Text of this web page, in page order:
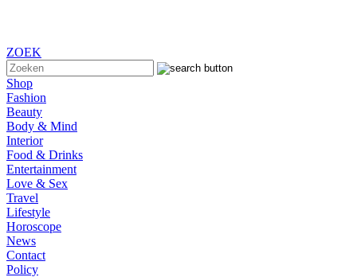
ZOEK
Shop
Fashion
Beauty
Body & Mind
Interior
Food & Drinks
Entertainment
Love & Sex
Travel
Lifestyle
Horoscope
News
Contact
Policy